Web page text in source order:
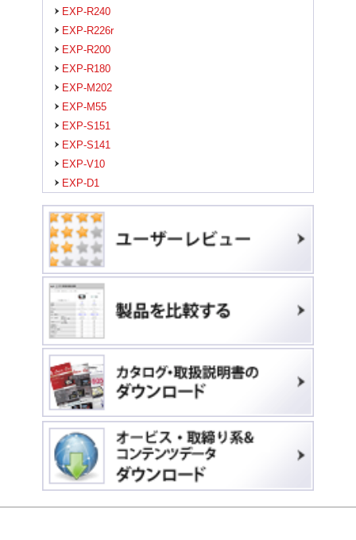
EXP-R240
EXP-R226r
EXP-R200
EXP-R180
EXP-M202
EXP-M55
EXP-S151
EXP-S141
EXP-V10
EXP-D1